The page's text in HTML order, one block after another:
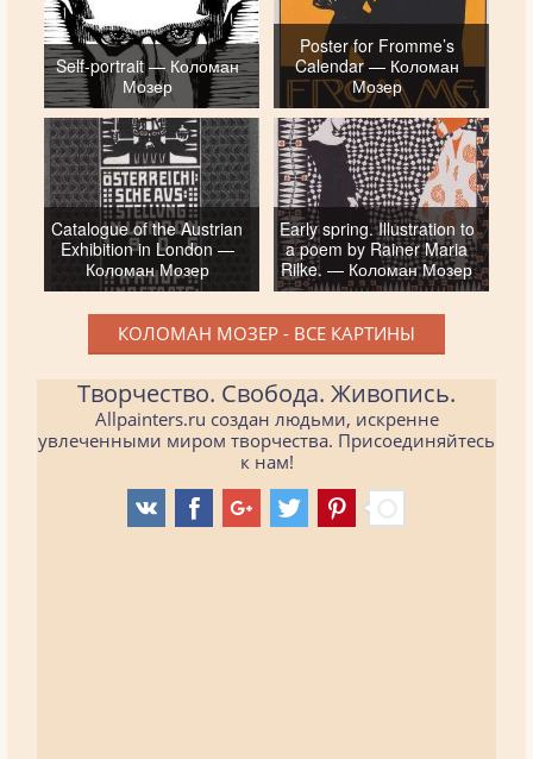
Self-portrait — Коломан
Мозер
Poster for Fromme’s
Calendar — Коломан
Мозер
Catalogue of the Austrian
Exhibition in London —
Коломан Мозер
Early spring. Illustration to
a poem by Rainer Maria
Rilke. — Коломан Мозер
КОЛОМАН МОЗЕР - ВСЕ КАРТИНЫ
Творчество. Свобода. Живопись.
Allpainters.ru создан людьми, искренне
увлеченными миром творчества. Присоединяйтесь
к нам!